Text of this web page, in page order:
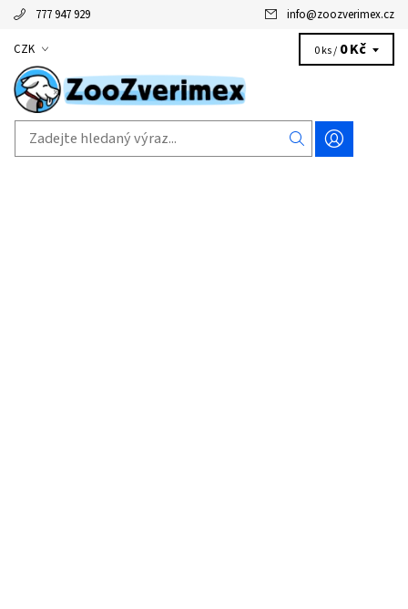
777 947 929 info@zoozverimex.cz
CZK 0 ks / 0 Kč